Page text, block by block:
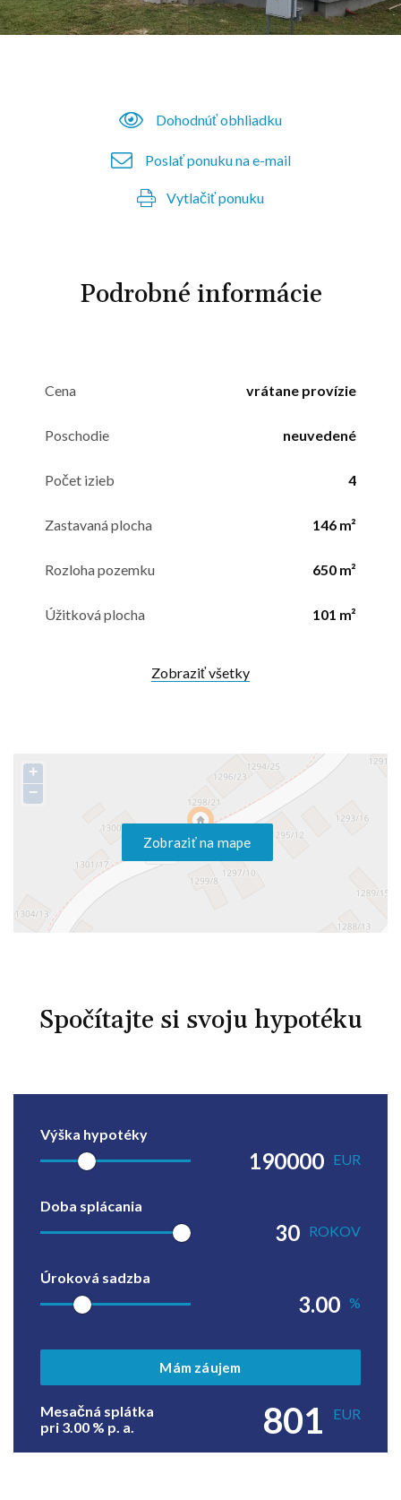
Dohodnúť obhliadku
Poslať ponuku na e-mail
Vytlačiť ponuku
Podrobné informácie
Cena vrátane provízie
Poschodie neuvedené
Počet izieb 4
Zastavaná plocha 146 m²
Rozloha pozemku 650 m²
Úžitková plocha 101 m²
Zobraziť všetky
Zobraziť na mape
+
−
Spočítajte si svoju hypotéku
Výška hypotéky
EUR
Doba splácania
ROKOV
Úroková sadzba
%
Mám záujem
Mesačná splátka
pri 3.00 % p. a. 801 EUR